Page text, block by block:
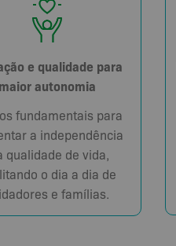
e qualidade para
maior autonomia
fundamentais para
a independência
qualidade de vida,
o dia a dia de
e famílias.